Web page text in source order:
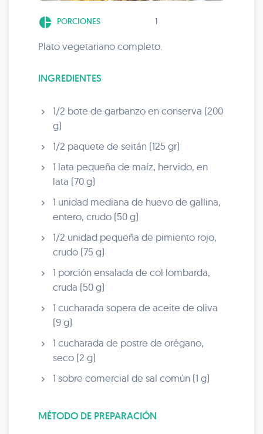
pie_chart PORCIONES 1
Plato vegetariano completo.
INGREDIENTES
1/2 bote de garbanzo en conserva (200
g)
1/2 paquete de seitán (125 gr)
1 lata pequeña de maíz, hervido, en
lata (70 g)
1 unidad mediana de huevo de gallina,
entero, crudo (50 g)
1/2 unidad pequeña de pimiento rojo,
crudo (75 g)
1 porción ensalada de col lombarda,
cruda (50 g)
1 cucharada sopera de aceite de oliva
(9 g)
1 cucharada de postre de orégano,
seco (2 g)
1 sobre comercial de sal común (1 g)
MÉTODO DE PREPARACIÓN